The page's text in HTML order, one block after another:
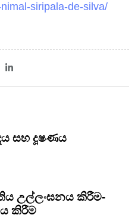
siripala-de-silva/
සහ දූෂණය
උල්ලංඝනය කිරීම-
කිරීම